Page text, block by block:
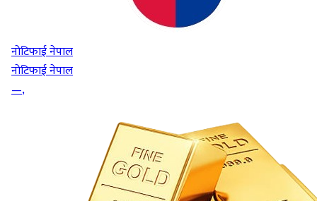
नोटिफाई नेपाल
नोटिफाई नेपाल
—,